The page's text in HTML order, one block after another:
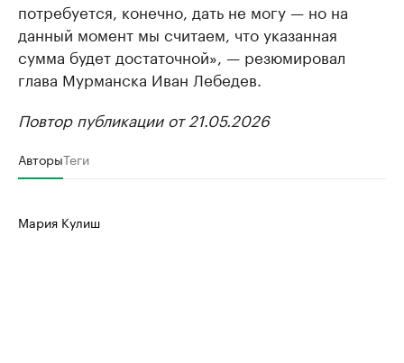
потребуется, конечно, дать не могу — но на
данный момент мы считаем, что указанная
сумма будет достаточной», — резюмировал
глава Мурманска Иван Лебедев.
Повтор публикации от 21.05.2026
АвторыТеги
Мария Кулиш